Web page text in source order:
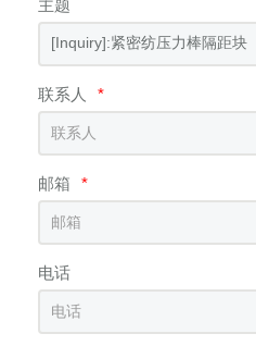
主题
联系人 *
邮箱 *
电话